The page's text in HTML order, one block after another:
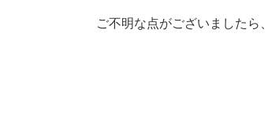
ご不明な点がございましたら